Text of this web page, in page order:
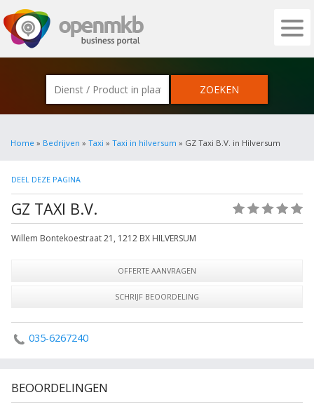
OPENMKB - DE ZAKELIJKE PORTAL
Home » Bedrijven » Taxi » Taxi in hilversum » GZ Taxi B.V. in Hilversum
DEEL DEZE PAGINA
GZ TAXI B.V.
Willem Bontekoestraat 21 , 1212 BX HILVERSUM
OFFERTE AANVRAGEN
SCHRIJF BEOORDELING
035-6267240
BEOORDELINGEN